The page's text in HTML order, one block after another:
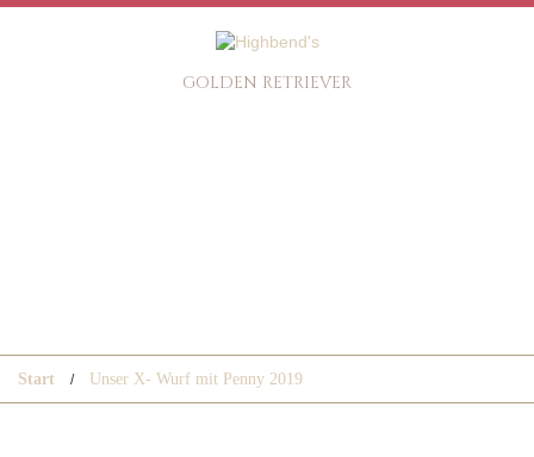
GOLDEN RETRIEVER
Start Unser X- Wurf mit Penny 2019